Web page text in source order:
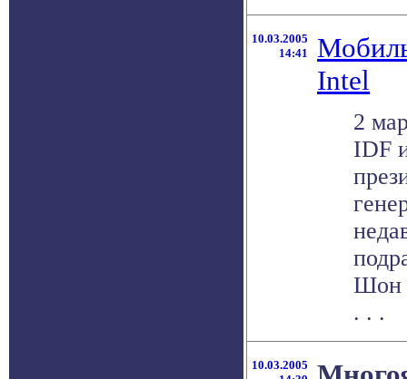
10.03.2005
14:41
Intel
2
IDF
Шон
. . .
10.03.2005